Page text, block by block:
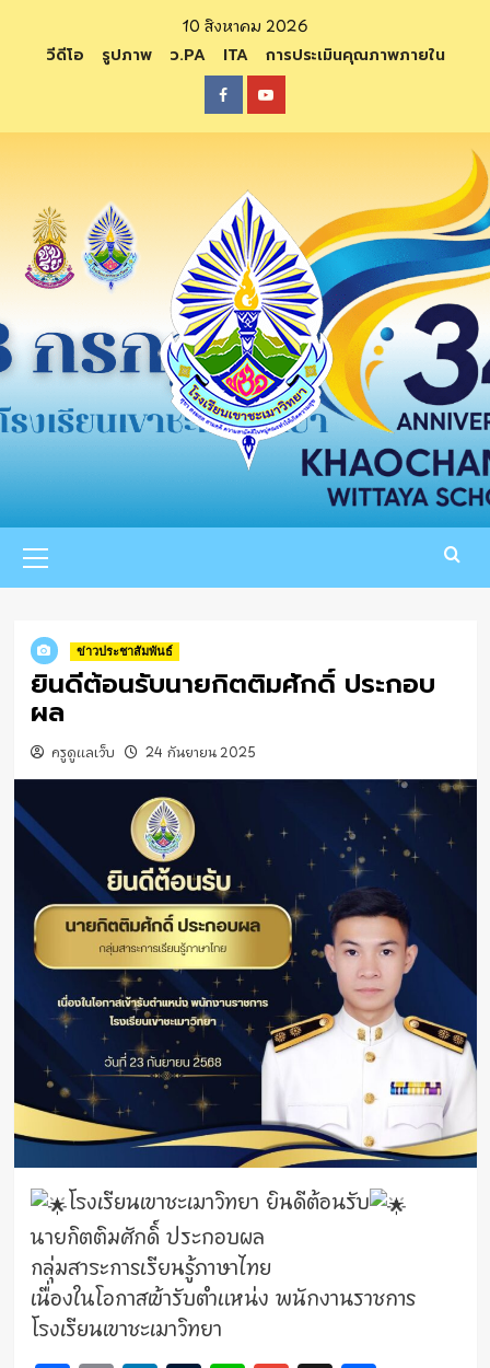
content
10 สิงหาคม 2026
วีดีโอ รูปภาพ ว.PA ITA การประเมินคุณภาพภายใน
FacebookYoutube
Menu
ข่าวประชาสัมพันธ์
ยินดีต้อนรับนายกิตติมศักดิ์ ประกอบ
ผล
ครูดูแลเว็บ 24 กันยายน 2025
โรงเรียนเขาชะเมาวิทยา ยินดีต้อนรับ
นายกิตติมศักดิ์ ประกอบผล
กลุ่มสาระการเรียนรู้ภาษาไทย
เนื่องในโอกาสเข้ารับตำแหน่ง พนักงานราชการ
โรงเรียนเขาชะเมาวิทยา